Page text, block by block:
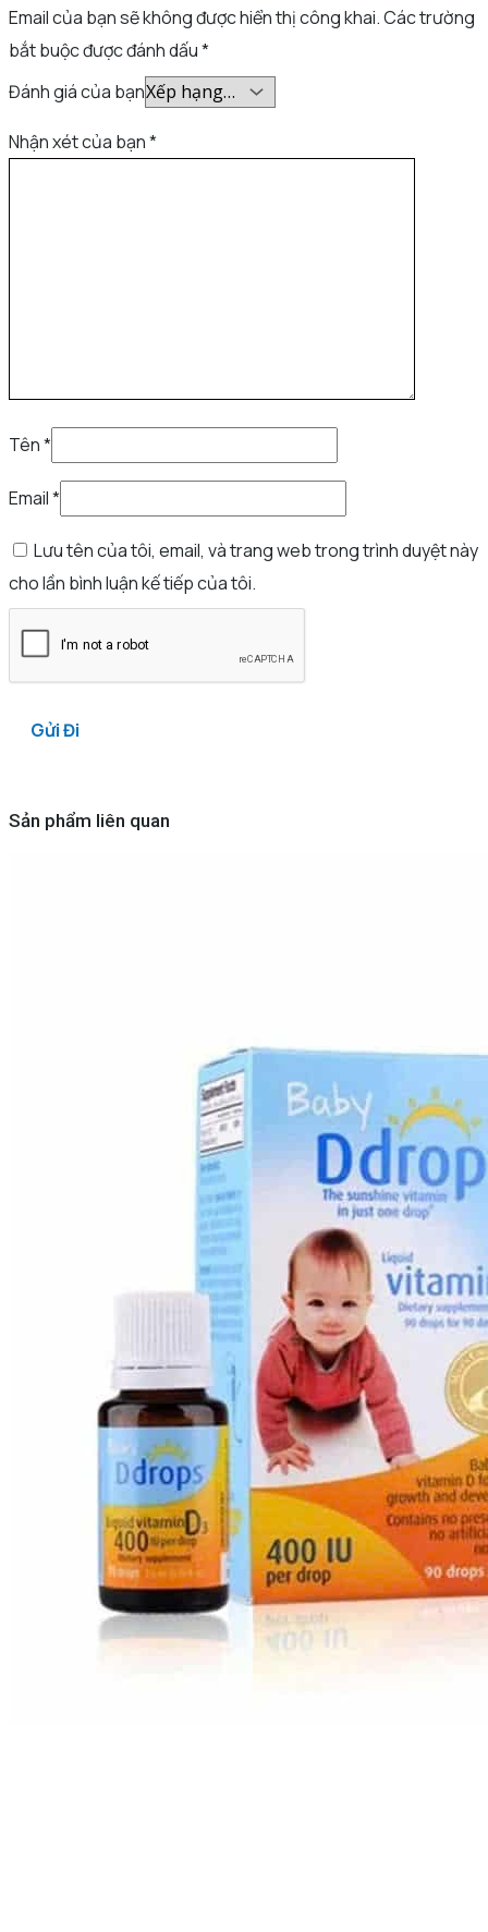
Email của bạn sẽ không được hiển thị công khai.Các trường
bắt buộc được đánh dấu*
Đánh giá của bạn
Nhận xét của bạn*
Tên*
Email*
Lưu tên của tôi, email, và trang web trong trình duyệt này
cho lần bình luận kế tiếp của tôi.
Sản phẩm liên quan